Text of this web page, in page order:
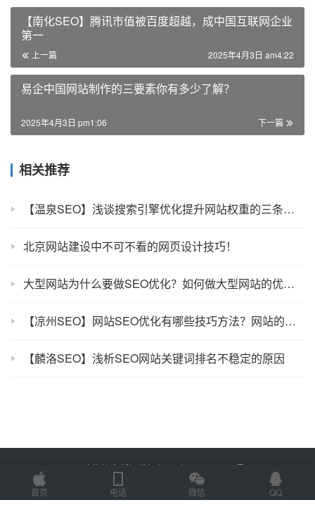
【南化SEO】腾讯市值被百度超越，成中国互联网企业
第一
上一篇 2025年4月3日 am4:22
易企中国网站制作的三要素你有多少了解？
下一篇
2025年4月3日 pm1:06
相关推荐
【温泉SEO】浅谈搜索引擎优化提升网站权重的三条核心体验
北京网站建设中不可不看的网页设计技巧！
大型网站为什么要做SEO优化？如何做大型网站的优化工作？
【凉州SEO】网站SEO优化有哪些技巧方法？网站的优化技巧的介绍
【麟洛SEO】浅析SEO网站关键词排名不稳定的原因
Copyright © 2025 金海技术 版权所有 鲁ICP备2022012774号-2
首页
电话 微信 QQ